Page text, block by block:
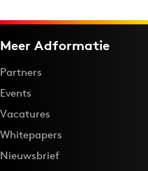
Meer Adformatie
Partners
Events
Vacatures
Whitepapers
Nieuwsbrief